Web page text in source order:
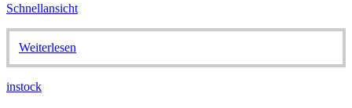
Schnellansicht
Weiterlesen
instock